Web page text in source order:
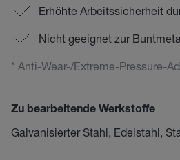
Erhöhte Arbeitssicherheit
Nicht geeignet zur
* Anti-Wear-/Extreme-Pressure-
Zu bearbeitende Werkstoffe
Galvanisierter Stahl, Edelstahl,